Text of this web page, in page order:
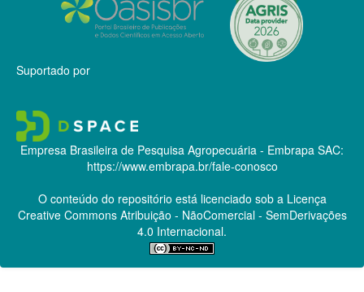
Suportado por
Empresa Brasileira de Pesquisa Agropecuária - Embrapa SAC:
https://www.embrapa.br/fale-conosco
O conteúdo do repositório está licenciado sob a Licença
Creative CommonsAtribuição - NãoComercial - SemDerivações
4.0 Internacional.